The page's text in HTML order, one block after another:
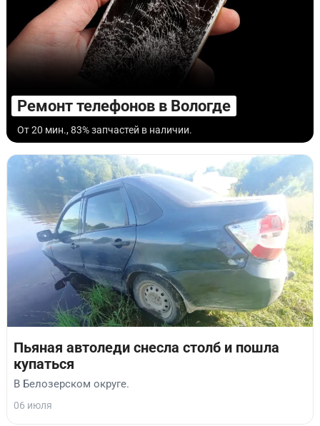
Ремонт телефонов в Вологде
От 20 мин., 83% запчастей в наличии.
Пьяная автоледи снесла столб и пошла
купаться
В Белозерском округе.
06 июля